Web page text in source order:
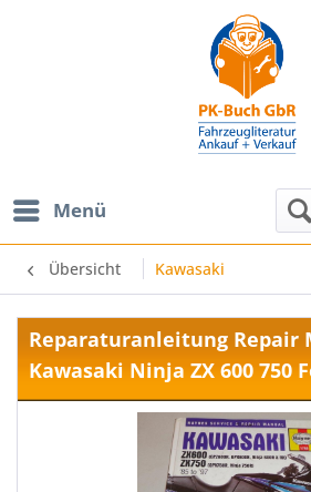
Menü
Übersicht Kawasaki
Reparaturanleitung Repair
Kawasaki Ninja ZX 600 750